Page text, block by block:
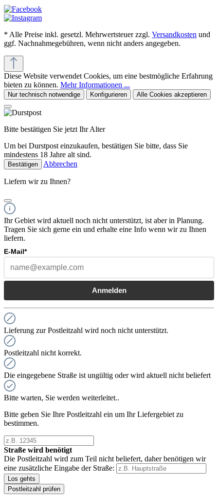
* Alle Preise inkl. gesetzl. Mehrwertsteuer zzgl. Versandkosten und
ggf. Nachnahmegebühren, wenn nicht anders angegeben.
Diese Website verwendet Cookies, um eine bestmögliche Erfahrung
bieten zu können. Mehr Informationen ...
Nur technisch notwendige Konfigurieren Alle Cookies akzeptieren
Bitte bestätigen Sie jetzt Ihr Alter
Um bei Durstpost einzukaufen, bestätigen Sie bitte, dass Sie
mindestens 18 Jahre alt sind.
Bestätigen Abbrechen
Liefern wir zu Ihnen?
Ihr Gebiet wird aktuell noch nicht unterstützt, ist aber in Planung.
Tragen Sie sich gerne ein und erhalte eine Info wenn wir zu Ihnen
liefern.
E-Mail*
Anmelden
Lieferung zur Postleitzahl wird noch nicht unterstützt.
Postleitzahl nicht korrekt.
Die eingegebene Straße ist ungültig oder wird aktuell nicht beliefert
Bitte warten, Sie werden weiterleitet..
Bitte geben Sie Ihre Postleitzahl ein um Ihr Liefergebiet zu
bestimmen.
Straße wird benötigt
Die Postleitzahl wird zum Teil nicht beliefert, daher benötigen wir
eine zusätzliche Eingabe der Straße:
Los gehts
Postleitzahl prüfen